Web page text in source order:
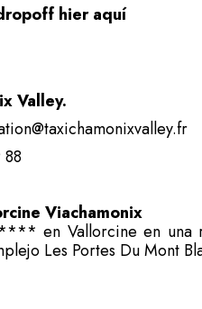
hier aquí
Valley.
Viachamonix
en Vallorcine en una
Les Portes Du Mont